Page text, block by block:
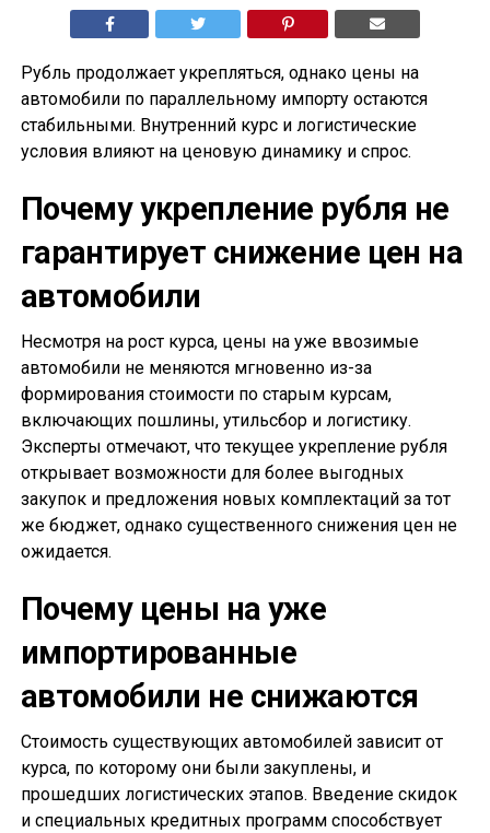
Рубль продолжает укрепляться, однако цены на
автомобили по параллельному импорту остаются
стабильными. Внутренний курс и логистические
условия влияют на ценовую динамику и спрос.
Почему укрепление рубля не
гарантирует снижение цен на
автомобили
Несмотря на рост курса, цены на уже ввозимые
автомобили не меняются мгновенно из-за
формирования стоимости по старым курсам,
включающих пошлины, утильсбор и логистику.
Эксперты отмечают, что текущее укрепление рубля
открывает возможности для более выгодных
закупок и предложения новых комплектаций за тот
же бюджет, однако существенного снижения цен не
ожидается.
Почему цены на уже
импортированные
автомобили не снижаются
Стоимость существующих автомобилей зависит от
курса, по которому они были закуплены, и
прошедших логистических этапов. Введение скидок
и специальных кредитных программ способствует